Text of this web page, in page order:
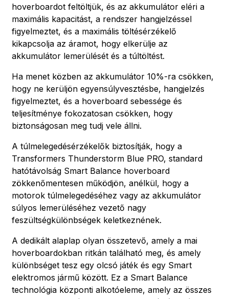
hoverboardot feltöltjük, és az akkumulátor eléri a
maximális kapacitást, a rendszer hangjelzéssel
figyelmeztet, és a maximális töltésérzékelő
kikapcsolja az áramot, hogy elkerülje az
akkumulátor lemerülését és a túltöltést.
Ha menet közben az akkumulátor 10%-ra csökken,
hogy ne kerüljön egyensúlyvesztésbe, hangjelzés
figyelmeztet, és a hoverboard sebessége és
teljesítménye fokozatosan csökken, hogy
biztonságosan meg tudj vele állni.
A túlmelegedésérzékelők biztosítják, hogy a
Transformers Thunderstorm Blue PRO, standard
hatótávolság Smart Balance hoverboard
zökkenőmentesen működjön, anélkül, hogy a
motorok túlmelegedéséhez vagy az akkumulátor
súlyos lemerüléséhez vezető nagy
feszültségkülönbségek keletkeznének.
A dedikált alaplap olyan összetevő, amely a mai
hoverboardokban ritkán található meg, és amely
különbséget tesz egy olcsó játék és egy Smart
elektromos jármű között. Ez a Smart Balance
technológia központi alkotóeleme, amely az összes